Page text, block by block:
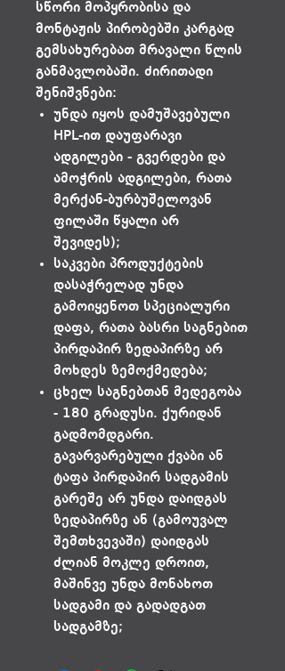
სწორი მოპყრობისა და
მონტაჟის პირობებში კარგად
გემსახურებათ მრავალი წლის
განმავლობაში. ძირითადი
შენიშვნები:
უნდა იყოს დამუშავებული
HPL-ით დაუფარავი
ადგილები - გვერდები და
ამოჭრის ადგილები, რათა
მერქან-ბურბუშელოვან
ფილაში წყალი არ
შევიდეს);
საკვები პროდუქტების
დასაჭრელად უნდა
გამოიყენოთ სპეციალური
დაფა, რათა ბასრი საგნებით
პირდაპირ ზედაპირზე არ
მოხდეს ზემოქმედება;
ცხელ საგნებთან მედეგობა
- 180 გრადუსი. ქურიდან
გადმომდგარი.
გავარვარებული ქვაბი ან
ტაფა პირდაპირ სადგამის
გარეშე არ უნდა დაიდგას
ზედაპირზე ან (გამოუვალ
შემთხვევაში) დაიდგას
ძლიან მოკლე დროით,
მაშინვე უნდა მონახოთ
სადგამი და გადადგათ
სადგამზე;